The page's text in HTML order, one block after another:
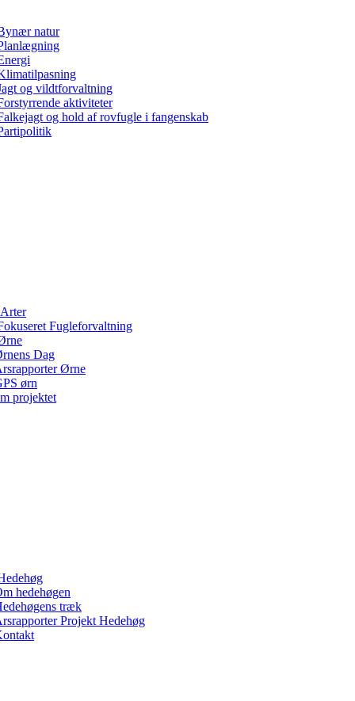
natur
og vildtforvaltning
aktiviteter
og hold af rovfugle i fangenskab
Arter
Fugleforvaltning
Dag
Ørne
ørn
projektet
hedehøgen
træk
Projekt Hedehøg